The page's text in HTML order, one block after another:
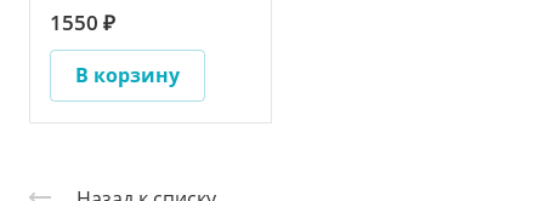
1550 ₽
В корзину